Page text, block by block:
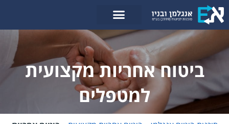
לתוכן
ביטוח אחריות מקצועית
למטפלים